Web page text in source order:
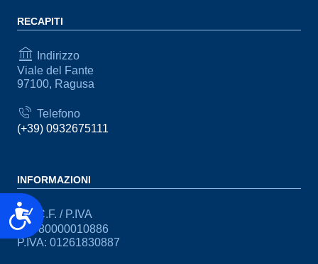
Accessibilità
RECAPITI
Indirizzo
Viale del Fante
97100, Ragusa
Telefono
(+39) 0932675111
INFORMAZIONI
C.F. / P.IVA
CF: 80000010886
P.IVA: 01261830887